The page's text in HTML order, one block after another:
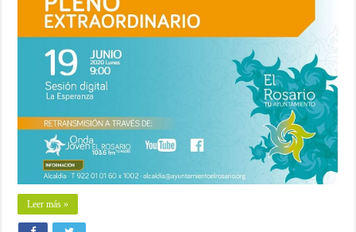
Leer más »